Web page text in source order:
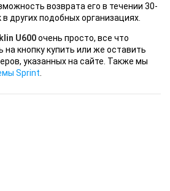
возврата его в течении 30-
других подобных организациях.
U600очень просто, все что
кнопку купить или же оставить
указанных на сайте. Также мы
Sprint